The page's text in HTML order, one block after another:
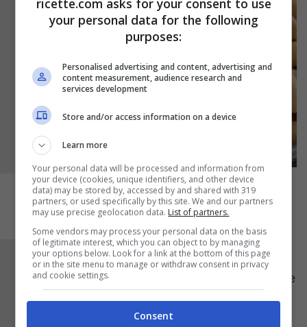
Scolate gli spaghetti al dente, avendo cura di
conservare un po’ di acqua di cottura. Trasferite
la pasta in un’insalatiera capiente o in una
padella a fuoco spento, unite il pesto di fiori di
ricette.com asks for your consent to use
your personal data for the following
purposes:
Personalised advertising and content, advertising and
content measurement, audience research and
services development
Store and/or access information on a device
Learn more
Your personal data will be processed and information from
your device (cookies, unique identifiers, and other device
data) may be stored by, accessed by and shared with 319
partners, or used specifically by this site. We and our partners
may use precise geolocation data. List of partners.
Some vendors may process your personal data on the basis
of legitimate interest, which you can object to by managing
your options below. Look for a link at the bottom of this page
or in the site menu to manage or withdraw consent in privacy
and cookie settings.
Consent